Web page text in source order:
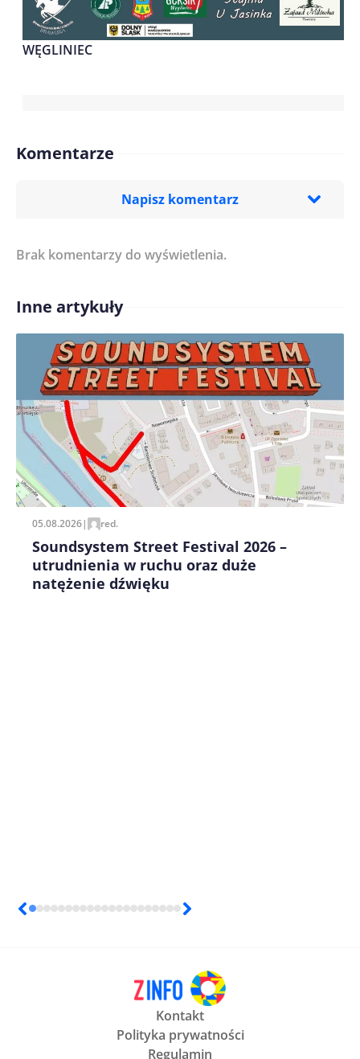
WĘGLINIEC
Komentarze
Napisz komentarz
Treść komentarza*
Imię/ Nick*
Zapamiętaj moje dane w tej przeglądarce podczas
pisania kolejnych komentarzy.
Brak komentarzy do wyświetlenia.
Inne artykuły
05.08.2026| red.
Soundsystem Street Festival 2026 –
utrudnienia w ruchu oraz duże
natężenie dźwięku
Kontakt
Polityka prywatności
Regulamin